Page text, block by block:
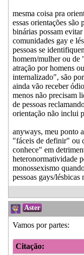
mesma coisa pra
essas orientações são
binárias possam
comunidades gay e
pessoas se
homem/mulher ou de
atração por homens
internalizado", são
ainda vão receber
menos não precisam
de pessoas
orientação não inclui
anyways, meu ponto
"fáceis de definir" ou
conhece" em
heteronormatividade
monossexismo
pessoas gays/lésbicas
Aster
Vamos por partes:
Citação: